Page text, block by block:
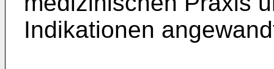
Indikationen